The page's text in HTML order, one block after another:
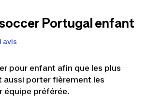
Portugal enfant
avis
pour enfant afin que les plus
aussi porter fièrement les
équipe préférée.